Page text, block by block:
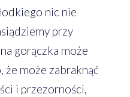
nic nie
przy
gorączka może
że może zabraknąć
i przezorności,